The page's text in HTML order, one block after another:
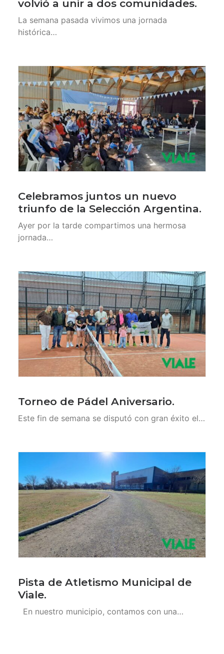
volvió a unir a dos comunidades.
La semana pasada vivimos una jornada
histórica…
Celebramos juntos un nuevo
triunfo de la Selección Argentina.
Ayer por la tarde compartimos una hermosa
jornada…
Torneo de Pádel Aniversario.
Este fin de semana se disputó con gran éxito el…
Pista de Atletismo Municipal de
Viale.
En nuestro municipio, contamos con una…